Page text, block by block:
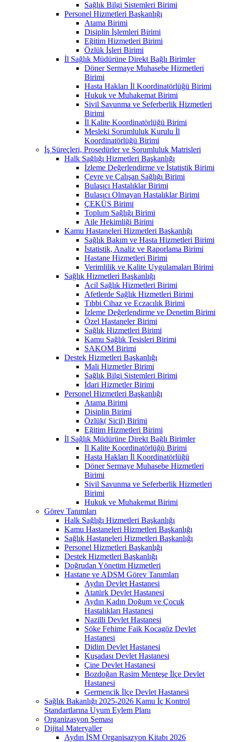
Sağlık Bilgi Sistemleri Birimi
Personel Hizmetleri Başkanlığı
Atama Birimi
Disiplin İşlemleri Birimi
Eğitim Hizmetleri Birimi
Özlük İşleri Birimi
İl Sağlık Müdürüne Direkt Bağlı Birimler
Döner Sermaye Muhasebe Hizmetleri
Birimi
Hasta Hakları İl Koordinatörlüğü Birimi
Hukuk ve Muhakemat Birimi
Sivil Savunma ve Seferberlik Hizmetleri
Birimi
İl Kalite Koordinatörlüğü Birimi
Mesleki Sorumluluk Kurulu İl
Koordinatörlüğü Birimi
İş Süreçleri, Prosedürler ve Sorumluluk Matrisleri
Halk Sağlığı Hizmetleri Başkanlığı
İzleme Değerlendirme ve İstatistik Birimi
Çevre ve Çalışan Sağlığı Birimi
Bulaşıcı Hastalıklar Birimi
Bulaşıcı Olmayan Hastalıklar Birimi
ÇEKÜS Birimi
Toplum Sağlığı Birimi
Aile Hekimliği Birimi
Kamu Hastaneleri Hizmetleri Başkanlığı
Sağlık Bakım ve Hasta Hizmetleri Birimi
İstatistik, Analiz ve Raporlama Birimi
Hastane Hizmetleri Birimi
Verimlilik ve Kalite Uygulamaları Birimi
Sağlık Hizmetleri Başkanlığı
Acil Sağlık Hizmetleri Birimi
Afetlerde Sağlık Hizmetleri Birimi
Tıbbi Cihaz ve Eczacılık Birimi
İzleme Değerlendirme ve Denetim Birimi
Özel Hastaneler Birimi
Sağlık Hizmetleri Birimi
Kamu Sağlık Tesisleri Birimi
SAKOM Birimi
Destek Hizmetleri Başkanlığı
Mali Hizmetler Birimi
Sağlık Bilgi Sistemleri Birimi
İdari Hizmetler Birimi
Personel Hizmetleri Başkanlığı
Atama Birimi
Disiplin Birimi
Özlük( Sicil) Birimi
Eğitim Hizmetleri Birimi
İl Sağlık Müdürüne Direkt Bağlı Birimler
İl Kalite Koordinatörlüğü Birimi
Hasta Hakları İl Koordinatörlüğü
Döner Sermaye Muhasebe Hizmetleri
Birimi
Sivil Savunma ve Seferberlik Hizmetleri
Birimi
Hukuk ve Muhakemat Birimi
Görev Tanımları
Halk Sağlığı Hizmetleri Başkanlığı
Kamu Hastaneleri Hizmetleri Başkanlığı
Sağlık Hastaneleri Hizmetleri Başkanlığı
Personel Hizmetleri Başkanlığı
Destek Hizmetleri Başkanlığı
Doğrudan Yönetim Hizmetleri
Hastane ve ADSM Görev Tanımları
Aydın Devlet Hastanesi
Atatürk Devlet Hastanesi
Aydın Kadın Doğum ve Çocuk
Hastalıkları Hastanesi
Nazilli Devlet Hastanesi
Söke Fehime Faik Kocagöz Devlet
Hastanesi
Didim Devlet Hastanesi
Kuşadası Devlet Hastanesi
Çine Devlet Hastanesi
Bozdoğan Rasim Menteşe İlçe Devlet
Hastanesi
Germencik İlçe Devlet Hastanesi
Sağlık Bakanlığı 2025-2026 Kamu İç Kontrol
Standartlarına Uyum Eylem Planı
Organizasyon Şeması
Dijital Materyaller
Aydın İSM Organisazyon Kitabı 2026